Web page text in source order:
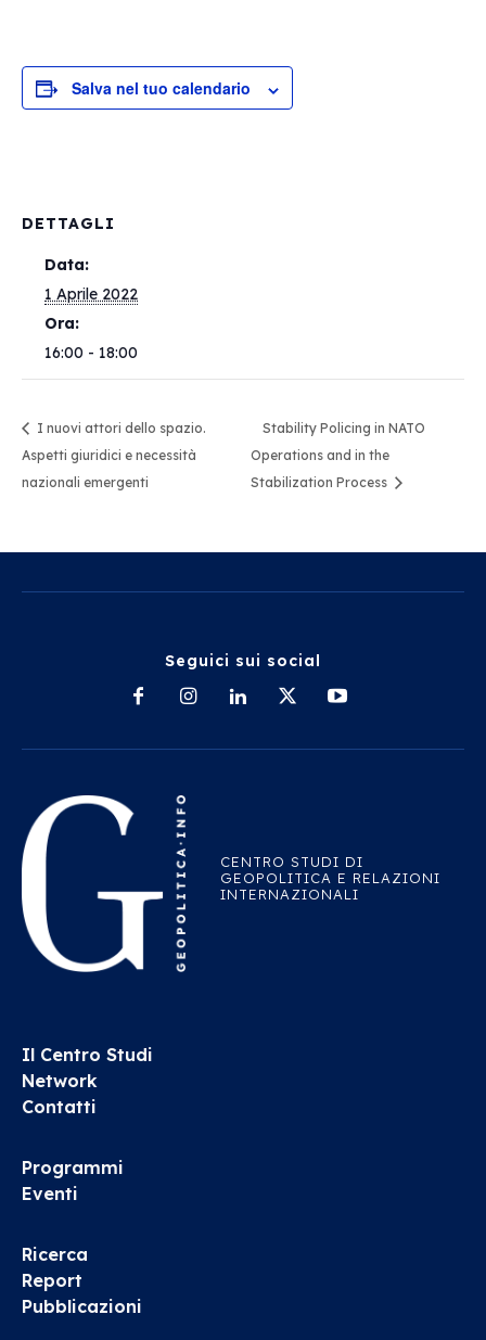
Salva nel tuo calendario
DETTAGLI
Data:
1 Aprile 2022
Ora:
16:00 - 18:00
I nuovi attori dello spazio.
Aspetti giuridici e necessità
nazionali emergenti
Stability Policing in NATO
Operations and in the
Stabilization Process
Seguici sui social
CENTRO STUDI DI
GEOPOLITICA E RELAZIONI
INTERNAZIONALI
Il Centro Studi
Network
Contatti
Programmi
Eventi
Ricerca
Report
Pubblicazioni